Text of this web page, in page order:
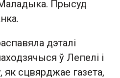
Прысуд
дэталі
ў Лепелі і
як сцвярджае газета,